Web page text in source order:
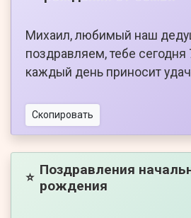
Михаил, любимый наш
поздравляем, тебе сегодня
каждый день приносит
Скопировать
⭐ Поздравления
рождения